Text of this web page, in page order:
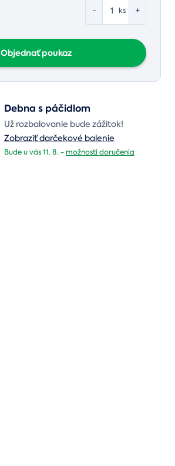
- +
ks
Objednať poukaz
Debna s páčidlom
Už rozbalovanie bude zážitok!
Zobraziť darčekové balenie
Bude u vás 11. 8. -možnosti doručenia